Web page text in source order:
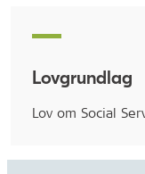
Lovgrundlag
Lov om Social